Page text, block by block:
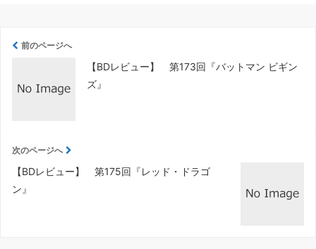
前のページへ
【BDレビュー】 第173回『バットマン ビギン
ズ』
次のページへ
【BDレビュー】 第175回『レッド・ドラゴ
ン』